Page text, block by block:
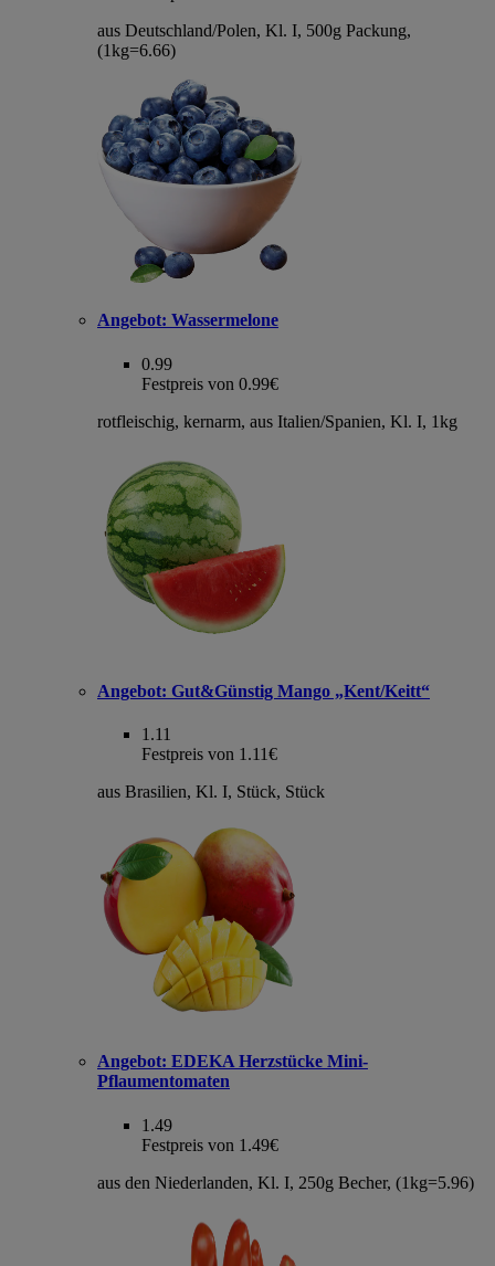
aus Deutschland/Polen, Kl. I, 500g Packung,
(1kg=6.66)
Angebot: Wassermelone
0.99
Festpreis von 0.99€
rotfleischig, kernarm, aus Italien/Spanien, Kl. I, 1kg
Angebot: Gut&Günstig Mango „Kent/Keitt“
1.11
Festpreis von 1.11€
aus Brasilien, Kl. I, Stück, Stück
Angebot: EDEKA Herzstücke Mini-
Pflaumentomaten
1.49
Festpreis von 1.49€
aus den Niederlanden, Kl. I, 250g Becher, (1kg=5.96)